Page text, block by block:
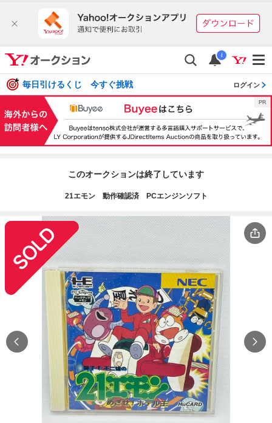
i
毎日引けるくじ 今すぐ挑戦 ログイン
このオークションは終了しています
21エモン 動作確認済 PCエンジンソフト